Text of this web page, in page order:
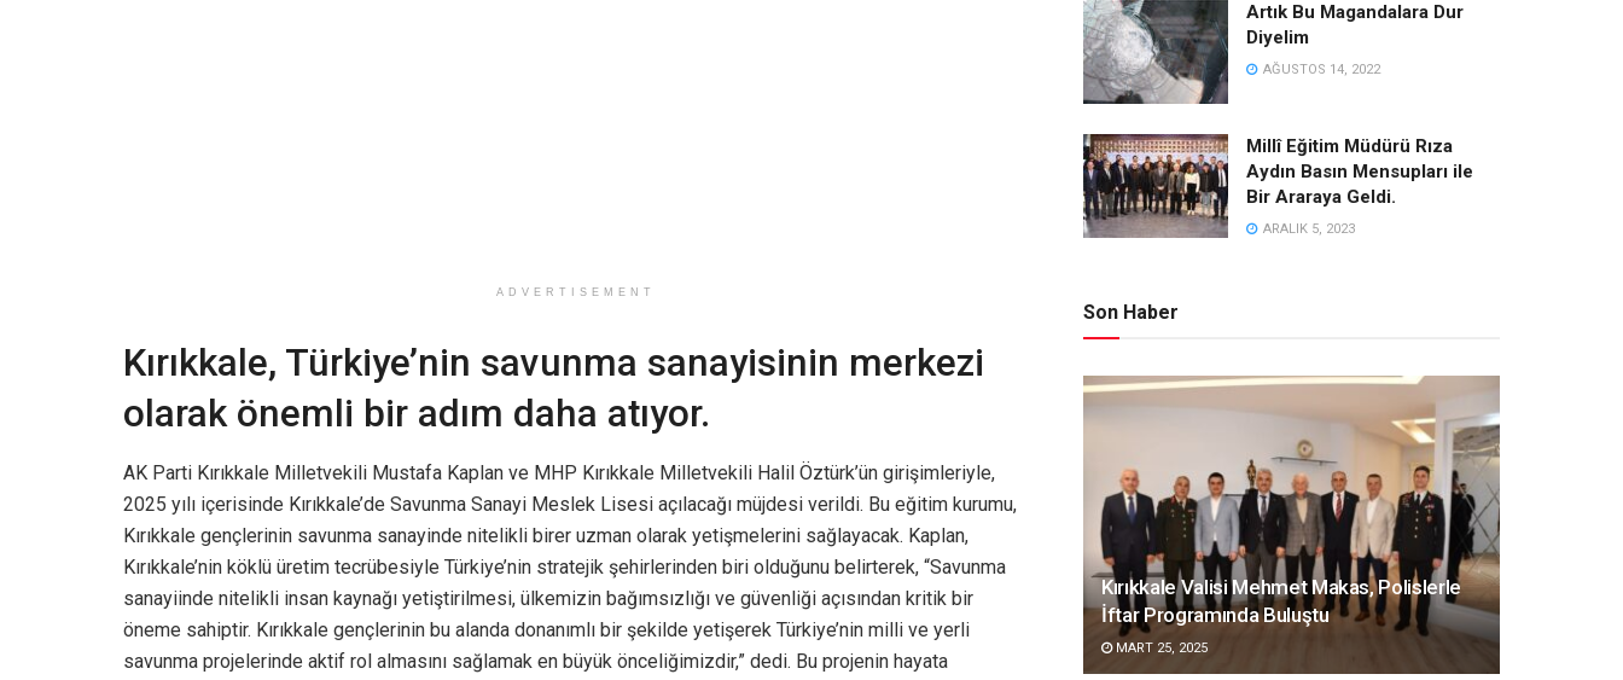
ADVERTISEMENT
Kırıkkale, Türkiye’nin savunma sanayisinin merkezi
olarak önemli bir adım daha atıyor.
AK Parti Kırıkkale Milletvekili Mustafa Kaplan ve MHP Kırıkkale Milletvekili Halil Öztürk’ün girişimleriyle,
2025 yılı içerisinde Kırıkkale’de Savunma Sanayi Meslek Lisesi açılacağı müjdesi verildi. Bu eğitim kurumu,
Kırıkkale gençlerinin savunma sanayinde nitelikli birer uzman olarak yetişmelerini sağlayacak. Kaplan,
Kırıkkale’nin köklü üretim tecrübesiyle Türkiye’nin stratejik şehirlerinden biri olduğunu belirterek, “Savunma
sanayiinde nitelikli insan kaynağı yetiştirilmesi, ülkemizin bağımsızlığı ve güvenliği açısından kritik bir
öneme sahiptir. Kırıkkale gençlerinin bu alanda donanımlı bir şekilde yetişerek Türkiye’nin milli ve yerli
savunma projelerinde aktif rol almasını sağlamak en büyük önceliğimizdir,” dedi. Bu projenin hayata
Artık Bu Magandalara Dur
Diyelim
AĞUSTOS 14, 2022
Millî Eğitim Müdürü Rıza
Aydın Basın Mensupları ile
Bir Araraya Geldi.
ARALIK 5, 2023
Son Haber
Kırıkkale Valisi Mehmet Makas, Polislerle
İftar Programında Buluştu
MART 25, 2025